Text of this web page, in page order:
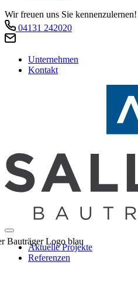
Wir freuen uns Sie kennenzulernen!
04131 242020
Unternehmen
Kontakt
Aktuelle Projekte
Referenzen